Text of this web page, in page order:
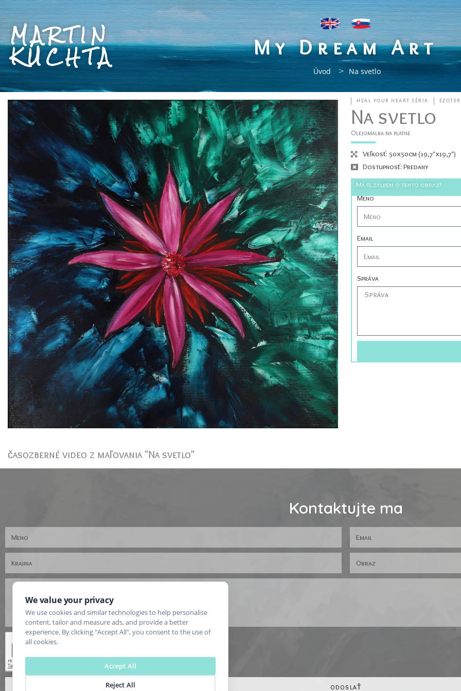
MARTIN
KUCHTA My Dream Art
Úvod > Na svetlo
časozberné video z maľovania "Na svetlo"
HEAL YOUR HEART SÉRIA
Na svetlo
Olejomalba na platne
Veľkosť: 50x50cm (19,7"x19,7")
Dostupnosť: Predany
Máte záujem o tento obraz?
Meno
Email
Správa
Kontaktujte ma
ODOSLAŤ
We value your privacy
We use cookies and similar technologies to help personalise
content, tailor and measure ads, and provide a better
experience. By clicking "Accept All", you consent to the use of
all cookies.
Accept All
Reject All